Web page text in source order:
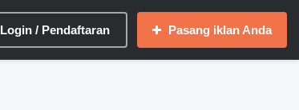
Login / Pendaftaran Pasang iklan Anda